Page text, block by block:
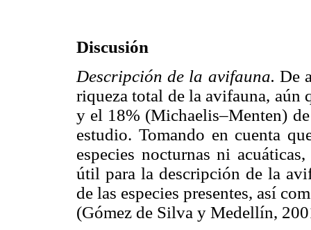
Discusión
Descripción de la avifauna. De
riqueza total de la avifauna, aún
y el 18% (Michaelis–Menten)
estudio. Tomando en cuenta
especies nocturnas ni
útil para la descripción de la
de las especies presentes, así
(Gómez de Silva y Medellín,